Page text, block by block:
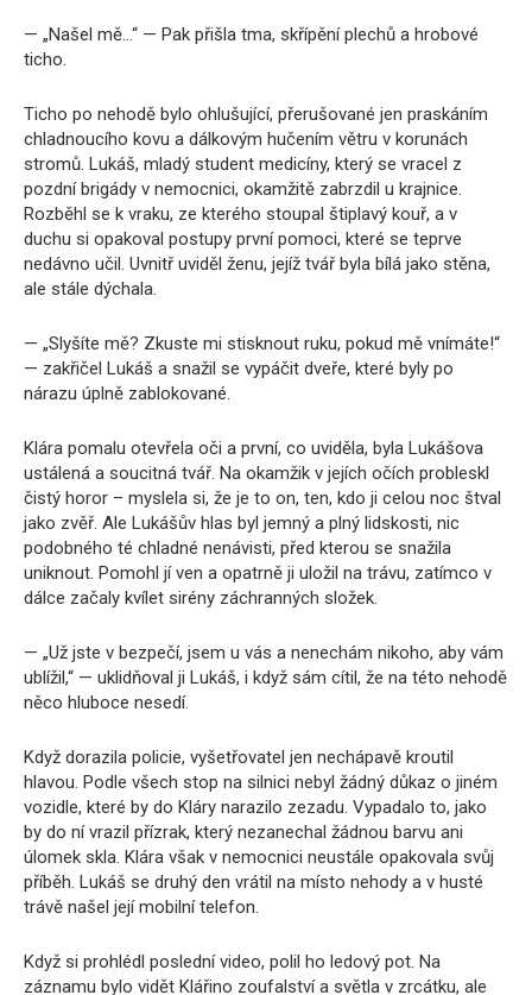
— „Našel mě…“ — Pak přišla tma, skřípění plechů a hrobové
ticho.
Ticho po nehodě bylo ohlušující, přerušované jen praskáním
chladnoucího kovu a dálkovým hučením větru v korunách
stromů. Lukáš, mladý student medicíny, který se vracel z
pozdní brigády v nemocnici, okamžitě zabrzdil u krajnice.
Rozběhl se k vraku, ze kterého stoupal štiplavý kouř, a v
duchu si opakoval postupy první pomoci, které se teprve
nedávno učil. Uvnitř uviděl ženu, jejíž tvář byla bílá jako stěna,
ale stále dýchala.
— „Slyšíte mě? Zkuste mi stisknout ruku, pokud mě vnímáte!“
— zakřičel Lukáš a snažil se vypáčit dveře, které byly po
nárazu úplně zablokované.
Klára pomalu otevřela oči a první, co uviděla, byla Lukášova
ustálená a soucitná tvář. Na okamžik v jejích očích probleskl
čistý horor – myslela si, že je to on, ten, kdo ji celou noc štval
jako zvěř. Ale Lukášův hlas byl jemný a plný lidskosti, nic
podobného té chladné nenávisti, před kterou se snažila
uniknout. Pomohl jí ven a opatrně ji uložil na trávu, zatímco v
dálce začaly kvílet sirény záchranných složek.
— „Už jste v bezpečí, jsem u vás a nenechám nikoho, aby vám
ublížil,“ — uklidňoval ji Lukáš, i když sám cítil, že na této nehodě
něco hluboce nesedí.
Když dorazila policie, vyšetřovatel jen nechápavě kroutil
hlavou. Podle všech stop na silnici nebyl žádný důkaz o jiném
vozidle, které by do Kláry narazilo zezadu. Vypadalo to, jako
by do ní vrazil přízrak, který nezanechal žádnou barvu ani
úlomek skla. Klára však v nemocnici neustále opakovala svůj
příběh. Lukáš se druhý den vrátil na místo nehody a v husté
trávě našel její mobilní telefon.
Když si prohlédl poslední video, polil ho ledový pot. Na
záznamu bylo vidět Klářino zoufalství a světla v zrcátku, ale